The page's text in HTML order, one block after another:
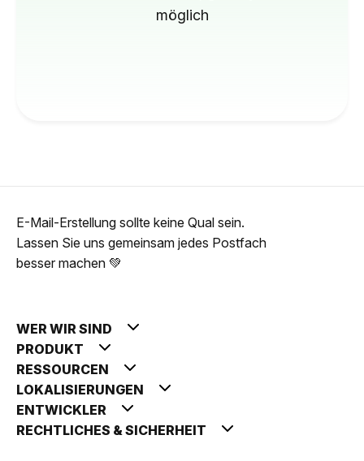
möglich
E-Mail-Erstellung sollte keine Qual sein.
Lassen Sie uns gemeinsam jedes Postfach
besser machen 💚
WER WIR SIND
PRODUKT
RESSOURCEN
LOKALISIERUNGEN
ENTWICKLER
RECHTLICHES & SICHERHEIT